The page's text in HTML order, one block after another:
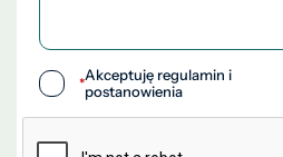
*Akceptuję regulamin i
postanowienia